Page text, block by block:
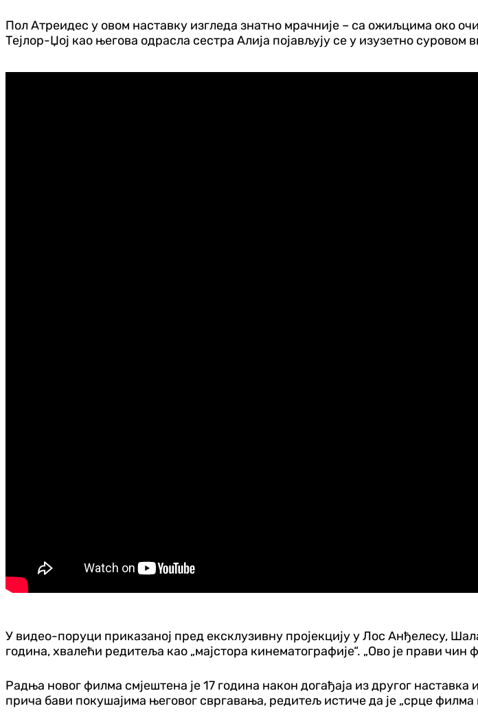
Пол Атреидес у овом наставку изгледа знатно мрачније – са ожиљцима око
Тејлор-Џој као његова одрасла сестра Алија појављују се у изузетно
У видео-поруци приказаној пред ексклузивну пројекцију у Лос Анђелесу,
година, хвалећи редитеља као „мајстора кинематографије“. „Ово је прави чин
Радња новог филма смјештена је 17 година након догађаја из другог
прича бави покушајима његовог свргавања, редитељ истиче да је „срце